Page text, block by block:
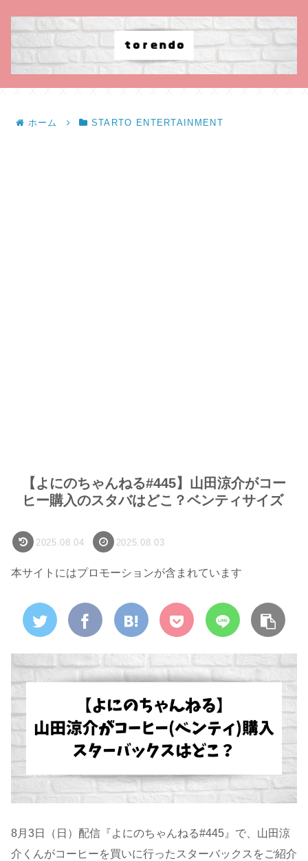
ホーム STARTO ENTERTAINMENT
【よにのちゃんねる#445】山田涼介がコー
ヒー購入のスタバはどこ？ベンティサイズ
2025.08.04 2025.08.03
本サイトにはプロモーションが含まれています
8月3日（日）配信『よにのちゃんねる#445』で、山田涼
介くんがコーヒーを買いに行ったスターバックスをご紹介